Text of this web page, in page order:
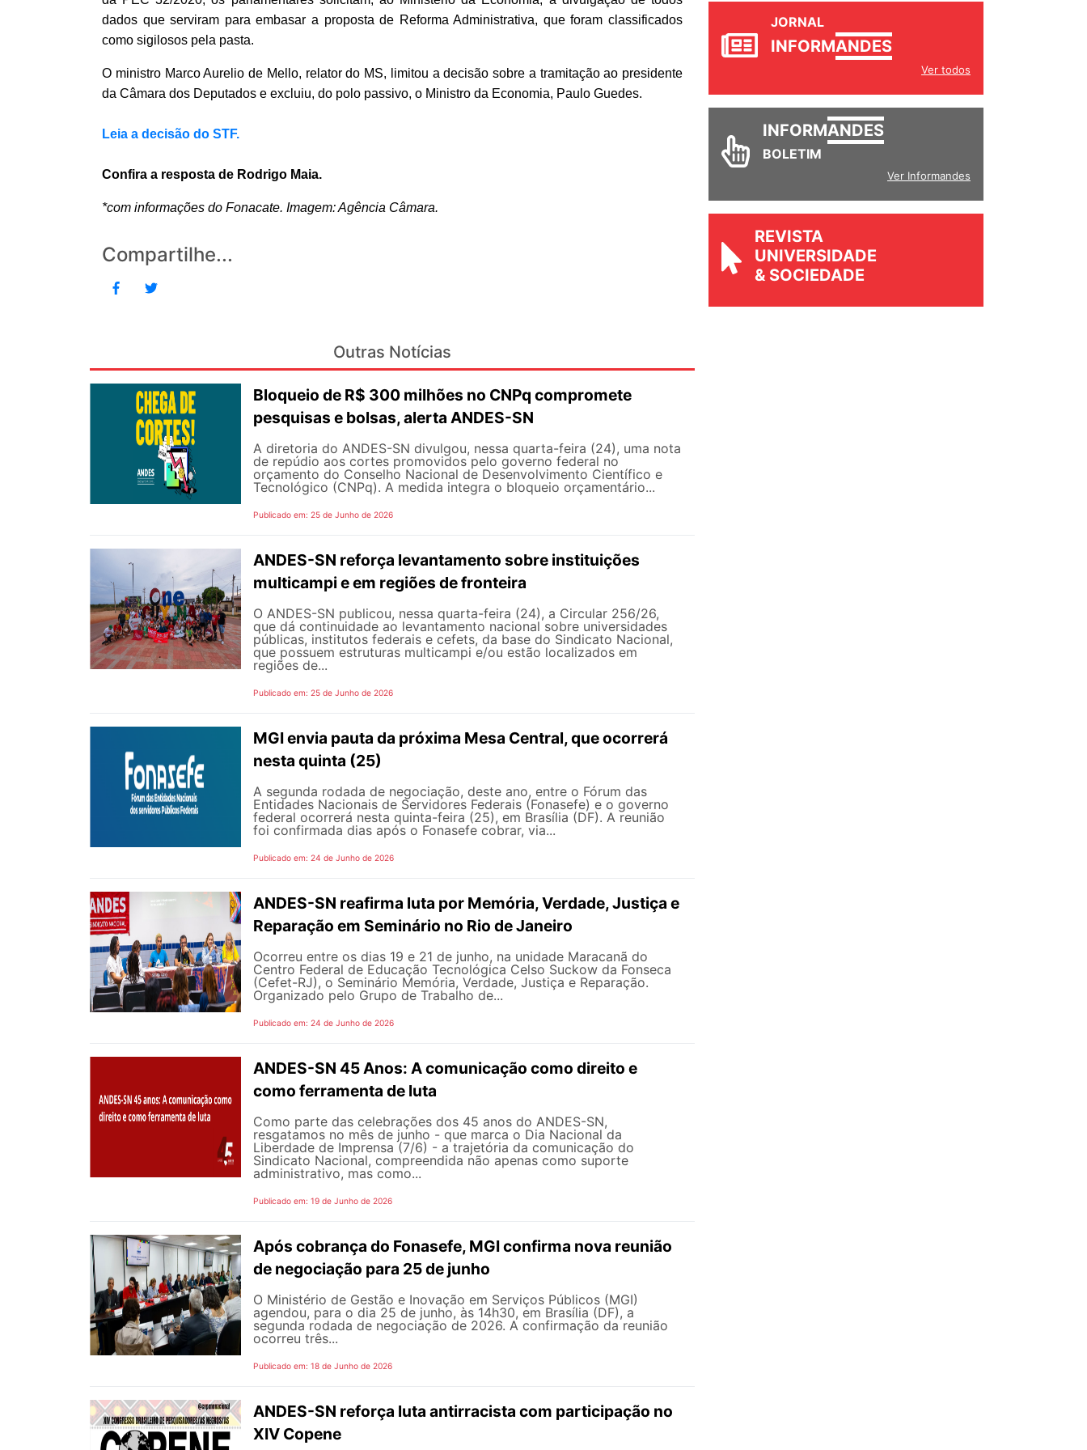
dados que serviram para embasar a proposta de Reforma Administrativa, que foram classificados
como sigilosos pela pasta.
O ministro Marco Aurelio de Mello, relator do MS, limitou a decisão sobre a tramitação ao presidente
da Câmara dos Deputados e excluiu, do polo passivo, o Ministro da Economia, Paulo Guedes.
Leia a decisão do STF.
Confira a resposta de Rodrigo Maia.
*com informações do Fonacate. Imagem: Agência Câmara.
Compartilhe...
Outras Notícias
Bloqueio de R$ 300 milhões no CNPq compromete
pesquisas e bolsas, alerta ANDES-SN
A diretoria do ANDES-SN divulgou, nessa quarta-feira (24), uma nota
de repúdio aos cortes promovidos pelo governo federal no
orçamento do Conselho Nacional de Desenvolvimento Científico e
Tecnológico (CNPq). A medida integra o bloqueio orçamentário...
Publicado em: 25 de Junho de 2026
ANDES-SN reforça levantamento sobre instituições
multicampi e em regiões de fronteira
O ANDES-SN publicou, nessa quarta-feira (24), a Circular 256/26,
que dá continuidade ao levantamento nacional sobre universidades
públicas, institutos federais e cefets, da base do Sindicato Nacional,
que possuem estruturas multicampi e/ou estão localizados em
regiões de...
Publicado em: 25 de Junho de 2026
MGI envia pauta da próxima Mesa Central, que ocorrerá
nesta quinta (25)
A segunda rodada de negociação, deste ano, entre o Fórum das
Entidades Nacionais de Servidores Federais (Fonasefe) e o governo
federal ocorrerá nesta quinta-feira (25), em Brasília (DF). A reunião
foi confirmada dias após o Fonasefe cobrar, via...
Publicado em: 24 de Junho de 2026
ANDES-SN reafirma luta por Memória, Verdade, Justiça e
Reparação em Seminário no Rio de Janeiro
Ocorreu entre os dias 19 e 21 de junho, na unidade Maracanã do
Centro Federal de Educação Tecnológica Celso Suckow da Fonseca
(Cefet-RJ), o Seminário Memória, Verdade, Justiça e Reparação.
Organizado pelo Grupo de Trabalho de...
Publicado em: 24 de Junho de 2026
ANDES-SN 45 Anos: A comunicação como direito e
como ferramenta de luta
Como parte das celebrações dos 45 anos do ANDES-SN,
resgatamos no mês de junho - que marca o Dia Nacional da
Liberdade de Imprensa (7/6) - a trajetória da comunicação do
Sindicato Nacional, compreendida não apenas como suporte
administrativo, mas como...
Publicado em: 19 de Junho de 2026
Após cobrança do Fonasefe, MGI confirma nova reunião
de negociação para 25 de junho
O Ministério de Gestão e Inovação em Serviços Públicos (MGI)
agendou, para o dia 25 de junho, às 14h30, em Brasília (DF), a
segunda rodada de negociação de 2026. A confirmação da reunião
ocorreu três...
Publicado em: 18 de Junho de 2026
ANDES-SN reforça luta antirracista com participação no
XIV Copene
JORNAL
INFORMANDES
Ver todos
INFORMANDES
BOLETIM
Ver Informandes
REVISTA
UNIVERSIDADE
& SOCIEDADE